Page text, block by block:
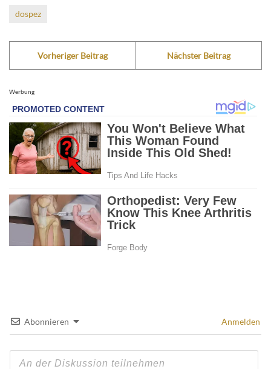
dospez
Vorheriger Beitrag Nächster Beitrag
Werbung
Abonnieren Anmelden